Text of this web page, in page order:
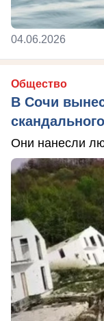
04.06.2026
Общество
В Сочи
Они нанесли